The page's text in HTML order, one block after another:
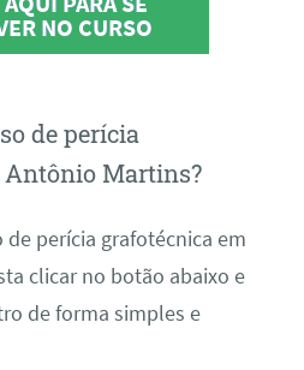
NO CURSO
de perícia
Martins?
de perícia grafotécnica em
clicar no botão abaixo e
de forma simples e